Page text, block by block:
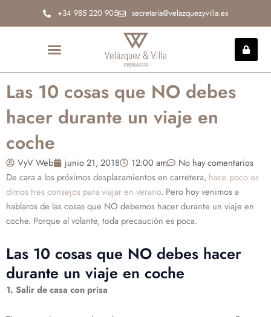
+34 985 220 905 secretaria@velazquezyvilla.es
Las 10 cosas que NO debes
hacer durante un viaje en
coche
VyV Web junio 21, 2018 12:00 am
No hay comentarios
De cara a los próximos desplazamientos en carretera, hace poco os
dimos tres consejos para viajar en verano. Pero hoy venimos a
hablaros de las cosas que NO debemos hacer durante un viaje en
coche. Porque al volante, toda precaución es poca.
Las 10 cosas que NO debes hacer
durante un viaje en coche
1. Salir de casa con prisa